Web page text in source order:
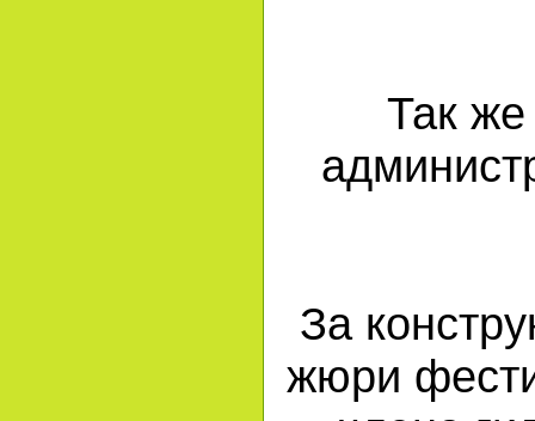
Так
За
жюри